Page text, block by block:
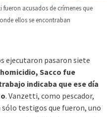
acusados de crímenes que
ellos se encontraban
ejecutaron pasaron siete
Sacco fue
indicaba que ese día
. Vanzetti, como pescador,
testigos que fueron, uno